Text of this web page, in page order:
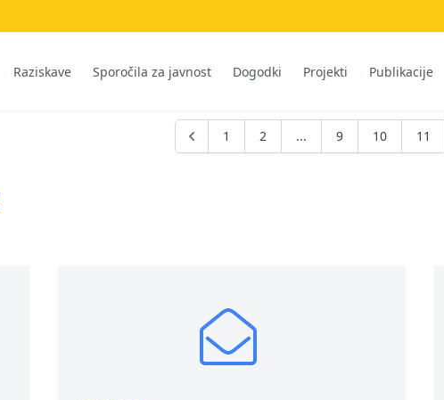
Raziskave Sporočila za javnost Dogodki Projekti Publikacije
1 2 ... 9 10 11